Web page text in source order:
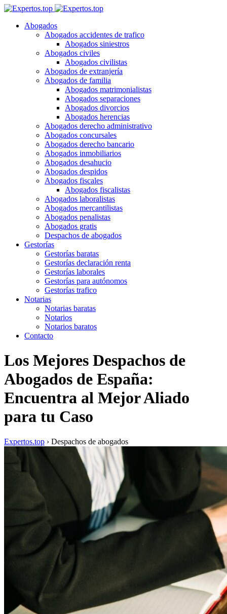
Abogados
Abogados accidentes de trafico
Abogados siniestros
Abogados civiles
Abogados civilistas
Abogados de extranjería
Abogados de familia
Abogados matrimonialistas
Abogados separaciones
Abogados divorcios
Abogados herencias
Abogados derecho administrativo
Abogados concursales
Abogados derecho bancario
Abogados inmobiliarios
Abogados desahucio
Abogados despidos
Abogados fiscales
Abogados fiscalistas
Abogados laboralistas
Abogados mercantilistas
Abogados penalistas
Abogados gratis
Despachos de abogados
Gestorías
Gestorías baratas
Gestorías declaración renta
Gestorías laborales
Gestorías para autónomos
Gestorías trafico
Notarias
Notarias baratas
Notarios
Notarios baratos
Contacto
Los Mejores Despachos de
Abogados de España:
Encuentra al Mejor Aliado
para tu Caso
Expertos.top › Despachos de abogados